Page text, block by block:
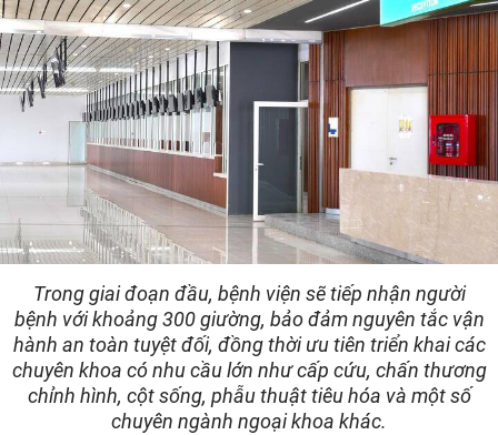
Trong giai đoạn đầu, bệnh viện sẽ tiếp nhận người
bệnh với khoảng 300 giường, bảo đảm nguyên tắc vận
hành an toàn tuyệt đối, đồng thời ưu tiên triển khai các
chuyên khoa có nhu cầu lớn như cấp cứu, chấn thương
chỉnh hình, cột sống, phẫu thuật tiêu hóa và một số
chuyên ngành ngoại khoa khác.